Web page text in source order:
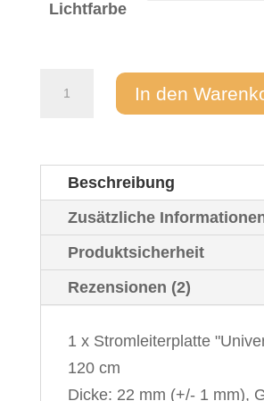
Lichtfarbe
Ergänzungsset
120
dem
Komplettsets
Sternenhimmel
"Universal"
Menge
In den
Beschreibung
Zusätzliche
Produktsicherheit
Rezensionen (2)
1 x Stromleiterplatte
120 cm
Dicke: 22 mm (+/- 1 mm),